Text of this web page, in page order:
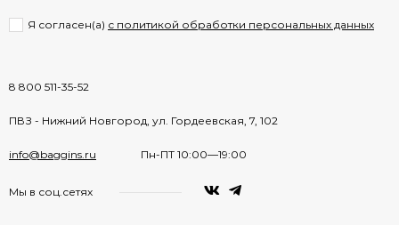
Я согласен(a) с политикой обработки персональных данных
8 800 511-35-52
ПВЗ - Нижний Новгород, ул. Гордеевская, 7, 102
info@baggins.ru Пн-ПТ 10:00—19:00
Мы в соц.сетях